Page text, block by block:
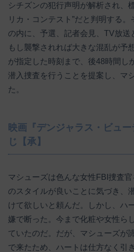
シチズンの犯行声明が解析され、
リカ・コンテスト”だと判明する
の内に、予選、記者会見、TV放送
もし襲撃されれば大きな混乱が予
が指定した時刻まで、後48時間し
潜入捜査を行うことを提案し、マ
た。
映画『デンジャラス・ビュ
じ【承】
マシューズは色んな女性FBI捜査
のスタイルが良いことに気づき、
けて欲しいと頼んだ。しかし、ハ
嫌で断った。今まで化粧や女性ら
ていたのだ。だが、マシューズが
で来たため、ハートは仕方なく引